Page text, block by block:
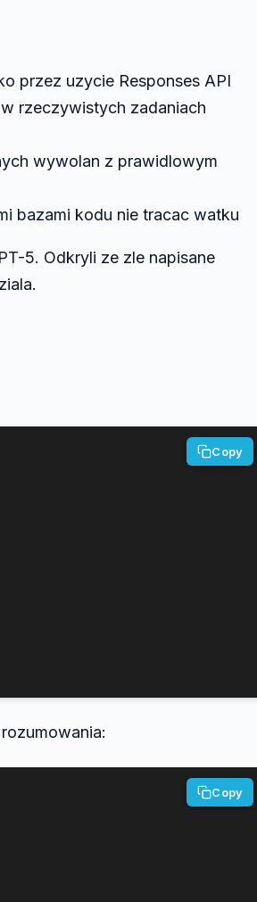
przez uzycie Responses API
rzeczywistych zadaniach
wywolan z prawidlowym
bazami kodu nie tracac watku
5. Odkryli ze zle napisane
Copy
Copy